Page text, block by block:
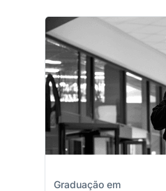
Graduação em